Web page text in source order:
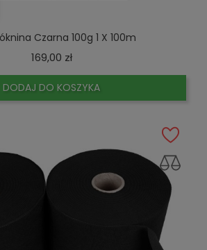
Czarna 100g 1 X 100m
169,00 złCena
DODAJ DO KOSZYKA